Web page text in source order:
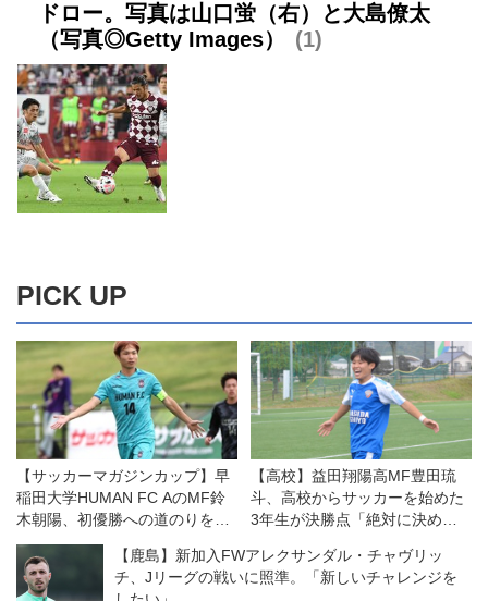
ドロー。写真は山口蛍（右）と大島僚太
（写真◎Getty Images）
1
PICK UP
【サッカーマガジンカップ】早
稲田大学HUMAN FC AのMF鈴
木朝陽、初優勝への道のりを語
る「練習から雰囲気を変えて取
り組んできた」
【高校】益田翔陽高MF豊田琉
斗、高校からサッカーを始めた
3年生が決勝点「絶対に決めて
【鹿島】新加入FWアレクサンダル・チャヴリッ
チ、Jリーグの戦いに照準。「新しいチャレンジを